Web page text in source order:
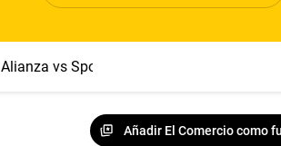
Alianza vs Sport Boys
Añadir El Comercio como